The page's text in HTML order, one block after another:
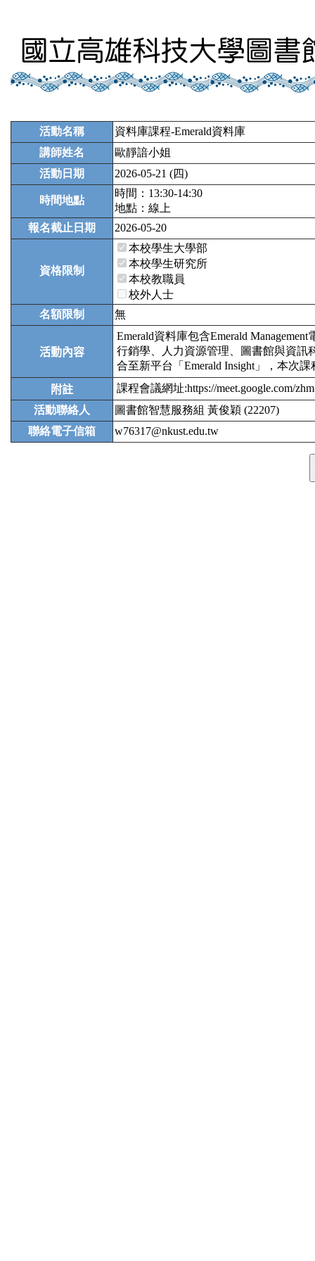
活動名稱
資料庫課程-Emerald資料庫
講師姓名
歐靜諳小姐
活動日期
2026-05-21 (四)
時間地點
時間：13:30-14:30
地點：線上
報名截止日期
2026-05-20
資格限制
本校學生大學部
本校學生研究所
本校教職員
校外人士
名額限制
無
活動內容
Emerald資料庫包含Emerald
行銷學、人力資源管理、圖書館與資訊
合至新平台「Emerald Insight」，本次
附註
課程會議網址:https://meet.google.com/
活動聯絡人
圖書館智慧服務組 黃俊穎 (22207)
聯絡電子信箱
w76317@nkust.edu.tw